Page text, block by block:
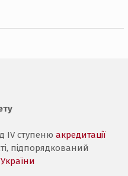
IV ступенюакредитації
підпорядкований
України